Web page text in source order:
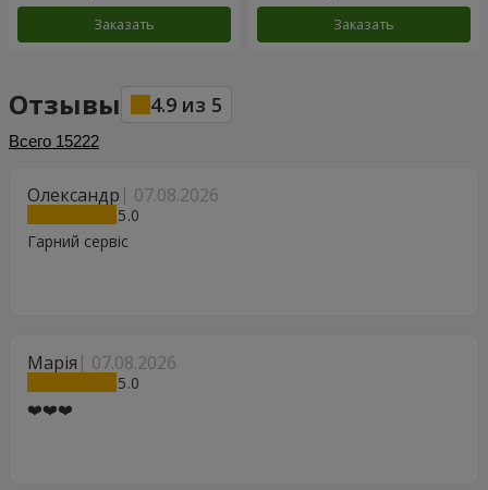
Заказать Заказать
Отзывы 4.9 из 5
Всего 15222
Олександр 07.08.2026
5
Гарний сервіс
Марія 07.08.2026
5
❤️❤️❤️